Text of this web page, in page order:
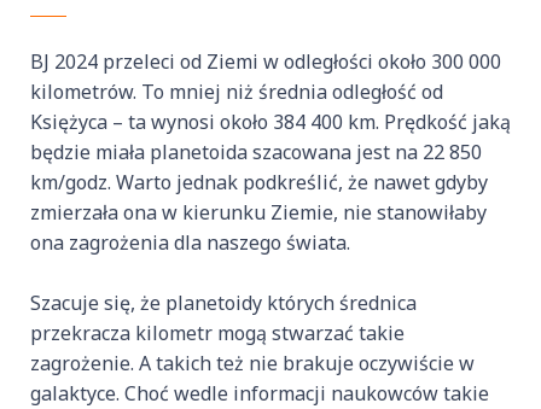
BJ 2024 przeleci od Ziemi w odległości około 300 000
kilometrów. To mniej niż średnia odległość od
Księżyca – ta wynosi około 384 400 km. Prędkość jaką
będzie miała planetoida szacowana jest na 22 850
km/godz. Warto jednak podkreślić, że nawet gdyby
zmierzała ona w kierunku Ziemie, nie stanowiłaby
ona zagrożenia dla naszego świata.
Szacuje się, że planetoidy których średnica
przekracza kilometr mogą stwarzać takie
zagrożenie. A takich też nie brakuje oczywiście w
galaktyce. Choć wedle informacji naukowców takie